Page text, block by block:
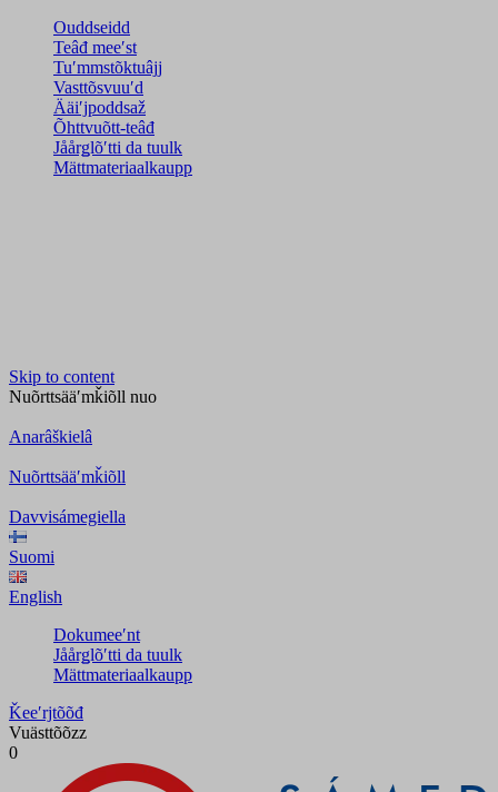
Ouddseidd
Teâđ meeʹst
Tuʹmmstõktuâjj
Vasttõsvuuʹd
Ääiʹjpoddsaž
Õhttvuõtt-teâđ
Jåårǥlõʹtti da tuulk
Mättmateriaalkaupp
Skip to content
Nuõrttsääʹmǩiõll nuo
Anarâškielâ
Nuõrttsääʹmǩiõll
Davvisámegiella
Suomi
English
Dokumeeʹnt
Jåårǥlõʹtti da tuulk
Mättmateriaalkaupp
Ǩeeʹrjtõõđ
Vuästtõõzz
0